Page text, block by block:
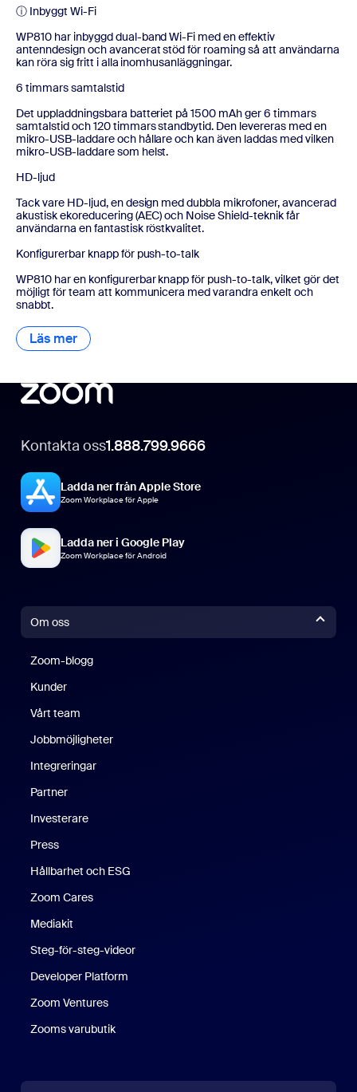
ⓘ Inbyggt Wi-Fi
WP810 har inbyggd dual-band Wi-Fi med en effektiv
antenndesign och avancerat stöd för roaming så att användarna
kan röra sig fritt i alla inomhusanläggningar.
6 timmars samtalstid
Det uppladdningsbara batteriet på 1500 mAh ger 6 timmars
samtalstid och 120 timmars standbytid. Den levereras med en
mikro-USB-laddare och hållare och kan även laddas med vilken
mikro-USB-laddare som helst.
HD-ljud
Tack vare HD-ljud, en design med dubbla mikrofoner, avancerad
akustisk ekoreducering (AEC) och Noise Shield-teknik får
användarna en fantastisk röstkvalitet.
Konfigurerbar knapp för push-to-talk
WP810 har en konfigurerbar knapp för push-to-talk, vilket gör det
möjligt för team att kommunicera med varandra enkelt och
snabbt.
Läs mer Läs mer
Kontakta oss1.888.799.9666
Ladda ner från Apple Store
Zoom Workplace för Apple
Ladda ner i Google Play
Zoom Workplace för Android
Om oss
Zoom-blogg
Kunder
Vårt team
Jobbmöjligheter
Integreringar
Partner
Investerare
Press
Hållbarhet och ESG
Zoom Cares
Mediakit
Steg-för-steg-videor
Developer Platform
Zoom Ventures
Zooms varubutik